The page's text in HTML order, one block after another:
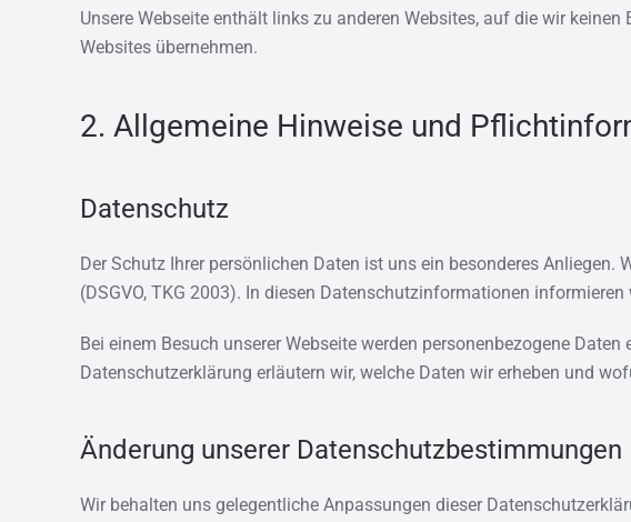
Unsere Webseite enthält links zu anderen Websites, auf die wir
Websites übernehmen.
2. Allgemeine Hinweise und
Datenschutz
Der Schutz Ihrer persönlichen Daten ist uns ein besonderes
(DSGVO, TKG 2003). In diesen Datenschutzinformationen
Bei einem Besuch unserer Webseite werden personenbezogene
Datenschutzerklärung erläutern wir, welche Daten wir erheben und
Änderung unserer Datenschutzbestimmungen
Wir behalten uns gelegentliche Anpassungen dieser